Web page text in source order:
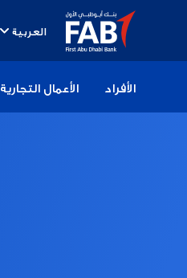
العربية
الأفراد الأعمال التجارية